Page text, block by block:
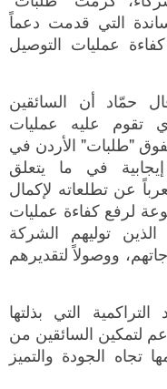
التي قدمت دعماً
عمليات التوصيل
حمّاد أن السائقين
تقوم عليه عمليات
"طلبات" الأردن في
إيجابية في ما يتعلق
عن تطلعاته لإكمال
لرفع كفاءة عمليات
توليهم الشركة
ووصولاً لتقديرهم
التي بذلتها
لتمكين السائقين من
تجاه الجودة والتميز